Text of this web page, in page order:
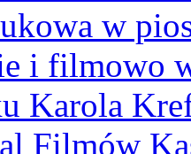
w
i filmowo
Karola
Filmów